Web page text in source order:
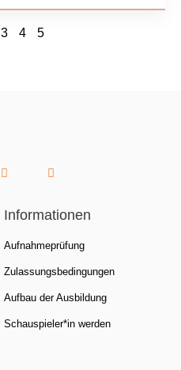
3 4 5
Informationen
Aufnahmeprüfung
Zulassungsbedingungen
Aufbau der Ausbildung
Schauspieler*in werden